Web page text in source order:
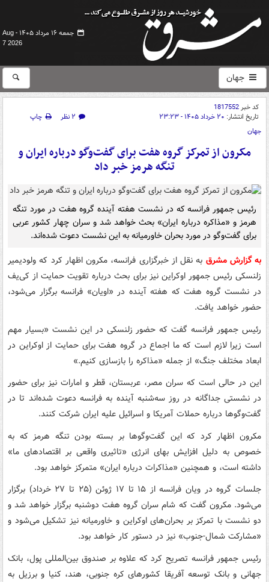
جمعه ۱۶ مرداد ۱۴۰۵ -
Aug
7 2026
جهان
کد خبر1817552
تاریخ انتشار: ۲۰ خرداد ۱۴۰۵ - ۲۳:۲۳ ۲ نظر
چاپ
جهان
مکرون از تمرکز گروه هفت برای گفت‌وگو درباره ایران و
تنگه هرمز خبر داد
رئیس جمهور فرانسه که در نشست هفته آینده گروه هفت در مورد تنگه
هرمز و «مذاکره درباره ایران» بحث خواهد شد و سران چهار کشور عربی
برای گفت‌وگو در مورد بحران خاورمیانه به این نشست دعوت شده‌اند.
به گزارش مشرق به نقل از خبرگزاری فرانسه، مکرون اظهار کرد که ولودیمیر
زلنسکی رئیس جمهور اوکراین نیز برای بحث درباره تقویت حمایت از کی‌یف
در نشست گروه هفت که هفته آینده در «اویان» فرانسه برگزار می‌شود،
حضور خواهد یافت.
رئیس جمهور فرانسه گفت که حضور زلنسکی در این نشست «بسیار مهم
است زیرا لازم است که ما اجماع در گروه هفت برای حمایت از اوکراین در
ابعاد مختلف جنگ» از جمله «مذاکره را بازسازی کنیم.»
این در حالی است که سران مصر، عربستان، قطر و امارات نیز برای حضور
در نشستی جداگانه در روز سه‌شنبه آینده به فرانسه دعوت شده‌اند تا در
گفت‌وگوها درباره حملات آمریکا و اسرائیل علیه ایران شرکت کنند.
مکرون اظهار کرد که این گفت‌وگوها بر بسته بودن تنگه هرمز که به
خصوص به دلیل افزایش بهای انرژی «تاثیری واقعی بر اقتصادهای ما»
داشته است، و همچنین «مذاکرات درباره ایران» متمرکز خواهد بود.
جلسات گروه در ویان فرانسه از ۱۵ تا ۱۷ ژوئن (۲۵ تا ۲۷ خرداد) برگزار
می‌شود. مکرون گفت که شام سران گروه هفت دوشنبه برگزار خواهد شد و
دو نشست با تمرکز بر بحران‌های اوکراین و خاورمیانه نیز تشکیل می‌شود و
«مشارکت شمال-جنوب» نیز در دستور کار خواهد بود.
رئیس جمهور فرانسه تصریح کرد که علاوه بر صندوق بین‌المللی پول، بانک
جهانی و بانک توسعه آفریقا کشورهای کره جنوبی، هند، کنیا و برزیل به